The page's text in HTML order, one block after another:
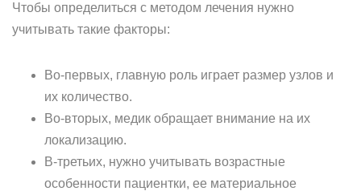
Чтобы определиться с методом лечения нужно
учитывать такие факторы:
Во-первых, главную роль играет размер узлов и
их количество.
Во-вторых, медик обращает внимание на их
локализацию.
В-третьих, нужно учитывать возрастные
особенности пациентки, ее материальное